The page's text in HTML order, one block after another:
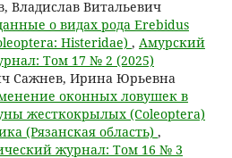
Владислав Витальевич
о видах рода Erebidus
Histeridae) , Амурский
Том 17 № 2 (2025)
Сажнев, Ирина Юрьевна
оконных ловушек в
жесткокрылых (Coleoptera)
(Рязанская область) ,
журнал: Том 16 № 3